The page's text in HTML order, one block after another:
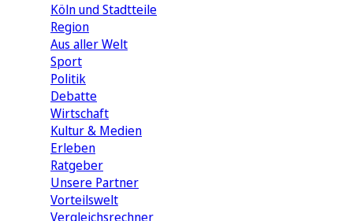
Köln und Stadtteile
Region
Aus aller Welt
Sport
Politik
Debatte
Wirtschaft
Kultur & Medien
Erleben
Ratgeber
Unsere Partner
Vorteilswelt
Vergleichsrechner